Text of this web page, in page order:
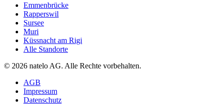
Emmenbrücke
Rapperswil
Sursee
Muri
Küssnacht am Rigi
Alle Standorte
© 2026 natelo AG. Alle Rechte vorbehalten.
AGB
Impressum
Datenschutz